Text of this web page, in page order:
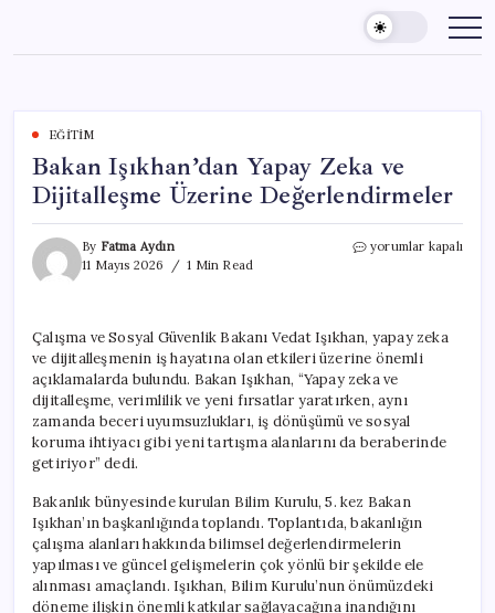
content
EĞITIM
Bakan Işıkhan’dan Yapay Zeka ve
Dijitalleşme Üzerine Değerlendirmeler
By Fatma Aydın
11 Mayıs 2026
1 Min Read
Bakan
Dijitalleşme
Üzerine
Değerlendirmeler
için
yorumlar kapalı
Çalışma ve Sosyal Güvenlik Bakanı Vedat Işıkhan, yapay zeka
ve dijitalleşmenin iş hayatına olan etkileri üzerine önemli
açıklamalarda bulundu. Bakan Işıkhan, “Yapay zeka ve
dijitalleşme, verimlilik ve yeni fırsatlar yaratırken, aynı
zamanda beceri uyumsuzlukları, iş dönüşümü ve sosyal
koruma ihtiyacı gibi yeni tartışma alanlarını da beraberinde
getiriyor” dedi.
Bakanlık bünyesinde kurulan Bilim Kurulu, 5. kez Bakan
Işıkhan’ın başkanlığında toplandı. Toplantıda, bakanlığın
çalışma alanları hakkında bilimsel değerlendirmelerin
yapılması ve güncel gelişmelerin çok yönlü bir şekilde ele
alınması amaçlandı. Işıkhan, Bilim Kurulu’nun önümüzdeki
döneme ilişkin önemli katkılar sağlayacağına inandığını